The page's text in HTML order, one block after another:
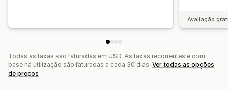
Avaliação
Todas as taxas são faturadas em USD. As taxas recorrentes e com
base na utilização são faturadas a cada 30 dias. Ver todas as opções
de preços